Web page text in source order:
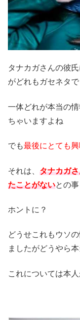
タナカガさんの彼
がどれもガセネタで
一体どれが本当の
ちゃいますよね
でも最後にとても
それは、 タナカガ
たことがないとの事
ホントに？
どうせこれもウソ
ましたがどうやら
これについては本